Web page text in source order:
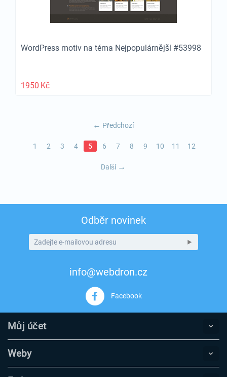
WordPress motiv na téma Nejpopulárnější #53998
1950 Kč
Předchozí
1 2 3 4 5 6 7 8 9 10 11 12
Další
Odběr novinek
info@webdron.cz
Facebook
Můj účet
Weby